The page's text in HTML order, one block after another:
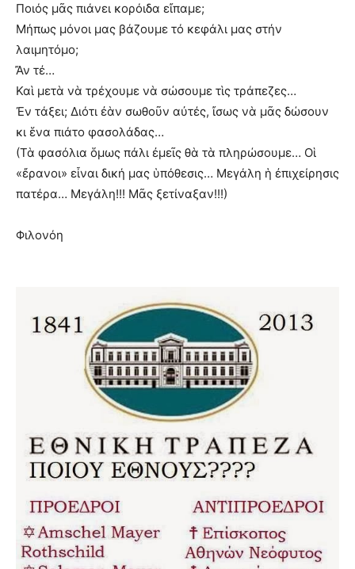
Ποιός μᾶς πιάνει κορόιδα εἴπαμε;
Μήπως μόνοι μας βάζουμε τό κεφάλι μας στήν
λαιμητόμο;
Ἄν τέ…
Καὶ μετὰ νὰ τρέχουμε νὰ σώσουμε τὶς τράπεζες…
Ἐν τάξει; Διότι ἐὰν σωθοῦν αὐτές, ἴσως νὰ μᾶς δώσουν
κι ἕνα πιάτο φασολάδας…
(Τὰ φασόλια ὅμως πάλι ἐμεῖς θὰ τὰ πληρώσουμε… Οἱ
«ἔρανοι» εἶναι δική μας ὑπόθεσις… Μεγάλη ἡ ἐπιχείρησις
πατέρα… Μεγάλη!!! Μᾶς ξετίναξαν!!!)
Φιλονόη